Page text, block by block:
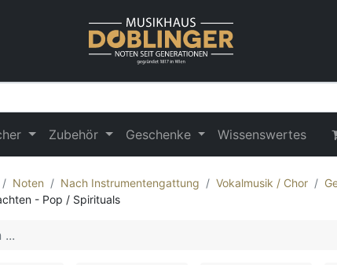
Zubehör Geschenke Wissenswertes
Noten Nach Instrumentengattung Vokalmusik / Chor
- Pop / Spirituals